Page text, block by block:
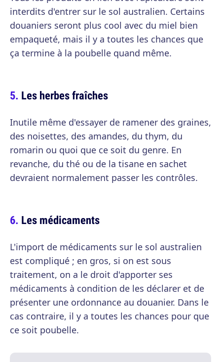
interdits d'entrer sur le sol australien. Certains
douaniers seront plus cool avec du miel bien
empaqueté, mais il y a toutes les chances que
ça termine à la poubelle quand même.
Les herbes fraîches
Inutile même d'essayer de ramener des graines,
des noisettes, des amandes, du thym, du
romarin ou quoi que ce soit du genre. En
revanche, du thé ou de la tisane en sachet
devraient normalement passer les contrôles.
Les médicaments
L'import de médicaments sur le sol australien
est compliqué ; en gros, si on est sous
traitement, on a le droit d'apporter ses
médicaments à condition de les déclarer et de
présenter une ordonnance au douanier. Dans le
cas contraire, il y a toutes les chances pour que
ce soit poubelle.